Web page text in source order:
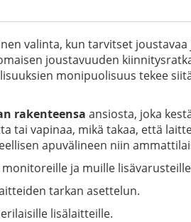
valinta, kun tarvitset
joustavuuden
monipuolisuus tekee
rakenteensa ansiosta, joka
tai vapinaa, mikä takaa, että
apuvälineen niin
ja muille
tarkan asettelun.
lisälaitteille.